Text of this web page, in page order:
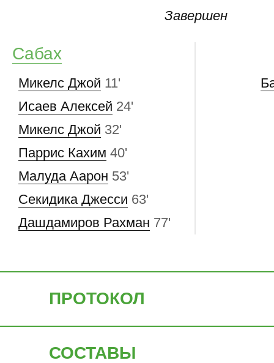
Завершен
Сабах
Микелс Джой 11'
Исаев Алексей 24'
Микелс Джой 32'
Паррис Кахим 40'
Малуда Аарон 53'
Секидика Джесси 63'
Дашдамиров Рахман 77'
ПРОТОКОЛ
СОСТАВЫ